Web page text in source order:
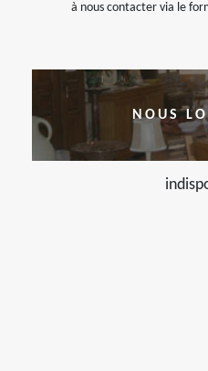
à nous contacter via le
NOUS